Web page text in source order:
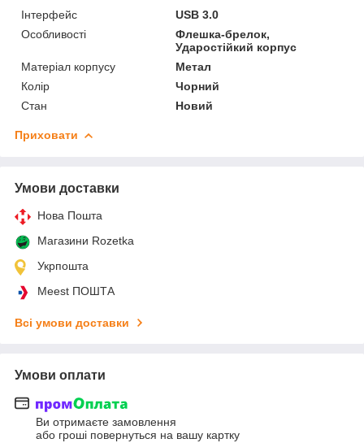
Інтерфейс
USB 3.0
Особливості
Флешка-брелок,
Ударостійкий корпус
Матеріал корпусу
Метал
Колір
Чорний
Стан
Новий
Приховати
Умови доставки
Нова Пошта
Магазини Rozetka
Укрпошта
Meest ПОШТА
Всі умови доставки
Умови оплати
Ви отримаєте замовлення
або гроші повернуться на вашу картку